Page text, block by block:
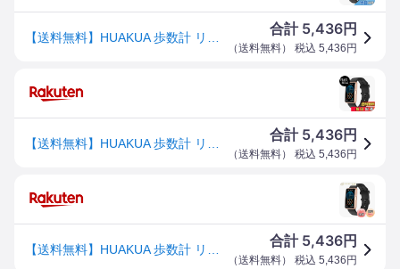
合計 5,436円
（送料無料） 税込 5,436 円
合計 5,436円
（送料無料） 税込 5,436 円
合計 5,436円
（送料無料） 税込 5,436 円